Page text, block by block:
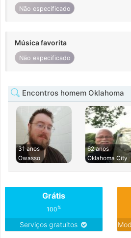
Não especificado
Música favorita
Não especificado
Encontros homem Oklahoma
31 anos
Owasso
62 anos
Oklahoma City
Grátis
100%
Serviços gratuitos